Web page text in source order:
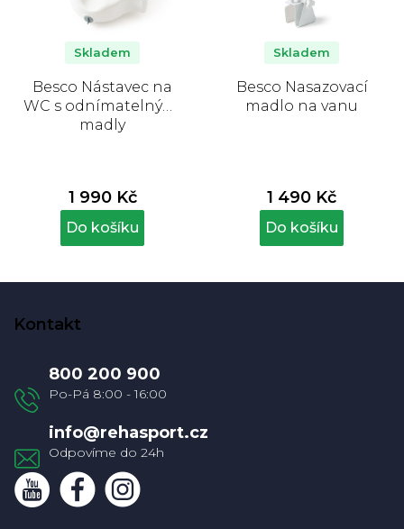
Besco Nástavec na
WC s odnímatelnými
madly
Skladem
1 990 Kč
Do košíku
Besco Nasazovací
madlo na vanu
Skladem
1 490 Kč
Do košíku
Kontakt
info@rehasport.cz
800 200 900